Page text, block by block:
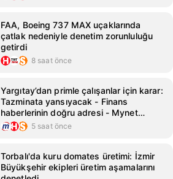
FAA, Boeing 737 MAX uçaklarında
çatlak nedeniyle denetim zorunluluğu
getirdi
8 saat önce
Yargıtay’dan primle çalışanlar için karar:
Tazminata yansıyacak - Finans
haberlerinin doğru adresi - Mynet
Finans Haber5 saat önce
Torbalı'da kuru domates üretimi: İzmir
Büyükşehir ekipleri üretim aşamalarını